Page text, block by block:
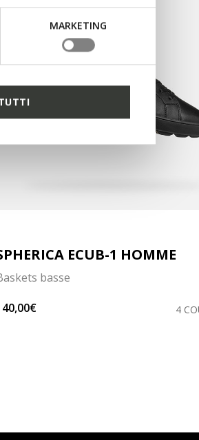
MARKETING
ECUB-1 HOMME
basse
4